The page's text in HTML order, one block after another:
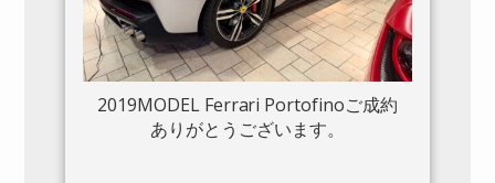
2019MODEL Ferrari Portofinoご成約
ありがとうございます。